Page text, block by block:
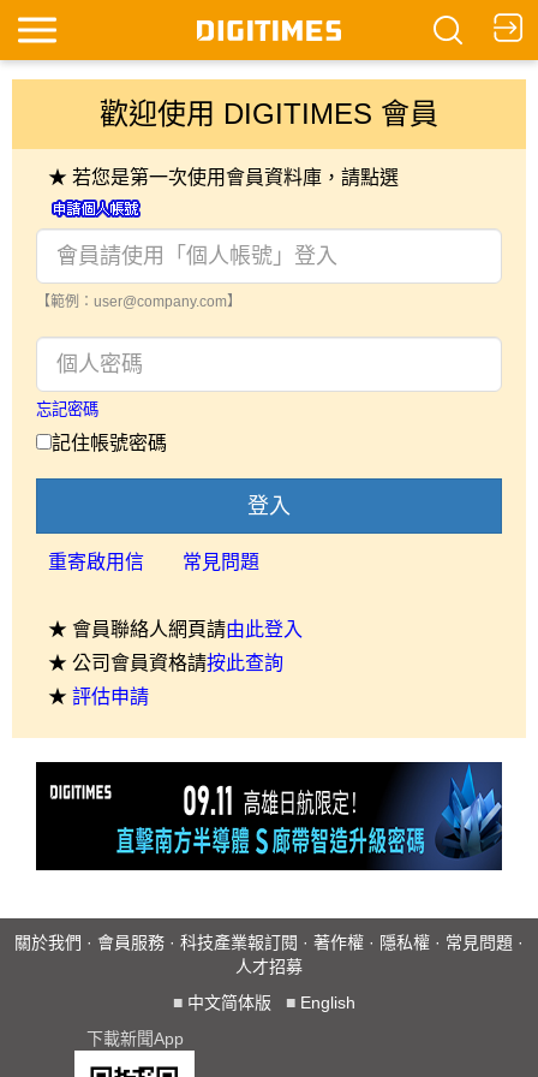
歡迎使用 DIGITIMES 會員
★ 若您是第一次使用會員資料庫，請點選
【範例：user@company.com】
忘記密碼
記住帳號密碼
登入
重寄啟用信 常見問題
★ 會員聯絡人網頁請由此登入
★ 公司會員資格請按此查詢
★ 評估申請
關於我們 · 會員服務 · 科技產業報訂閱 · 著作權 · 隱私權 · 常見問題 ·
人才招募
■ 中文简体版 ■ English
下載新聞App